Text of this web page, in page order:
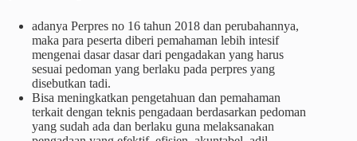
adanya Perpres no 16 tahun 2018 dan perubahannya,
maka para peserta diberi pemahaman lebih intesif
mengenai dasar dasar dari pengadakan yang harus
sesuai pedoman yang berlaku pada perpres yang
disebutkan tadi.
Bisa meningkatkan pengetahuan dan pemahaman
terkait dengan teknis pengadaan berdasarkan pedoman
yang sudah ada dan berlaku guna melaksanakan